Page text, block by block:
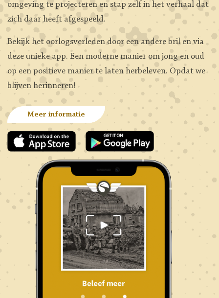
omgeving te projecteren en stap zelf in het verhaal dat
zich daar heeft afgespeeld.
Bekijk het oorlogsverleden door een andere bril en via
deze unieke app. Een moderne manier om jong en oud
op een positieve manier te laten herbeleven. Opdat we
blijven herinneren!
Meer informatie